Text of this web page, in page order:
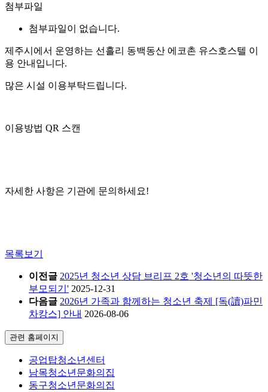
첨부파일
첨부파일이 없습니다.
제주시에서 운영하는 선흘리 동백동산 에코촌 유스호스텔 이
용 안내입니다.
많은 시설 이용부탁드립니다.
이용방법 QR 스캔
자세한 사항은 기관에 문의하세요!
목록보기
이전글 2025년 청소년 상담 브리프 2호 '청소년의 따뜻한
부모되기' 2025-12-31
다음글 2026년 가족과 함께하는 청소년 축제 [독(讀)파민
차캉스] 안내 2026-08-06
관련 홈페이지
공업탑청소년센터
남목청소년문화의집
동구청소년문화의집